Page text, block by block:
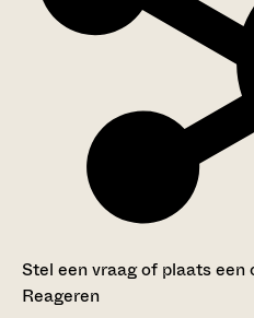
Stel een vraag of plaats
Reageren